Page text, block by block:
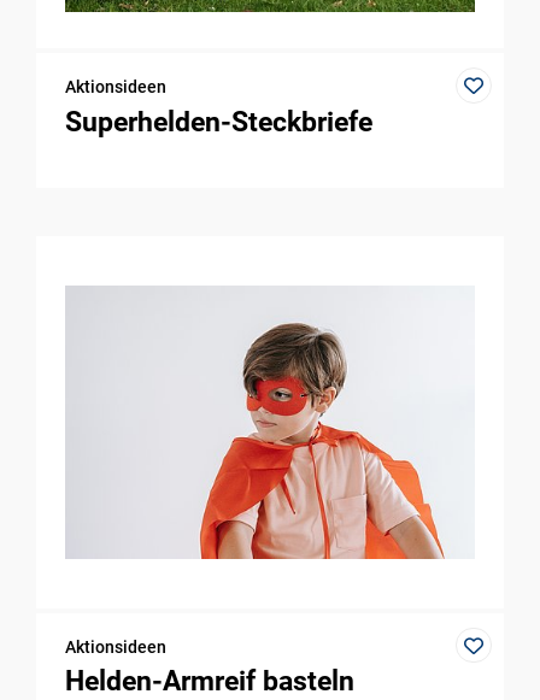
Aktionsideen
Superhelden-Steckbriefe
Aktionsideen
Helden-Armreif basteln